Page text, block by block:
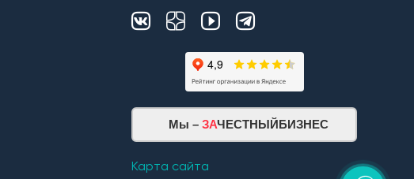
Мы – ЗАЧЕСТНЫЙБИЗНЕС
Карта сайта